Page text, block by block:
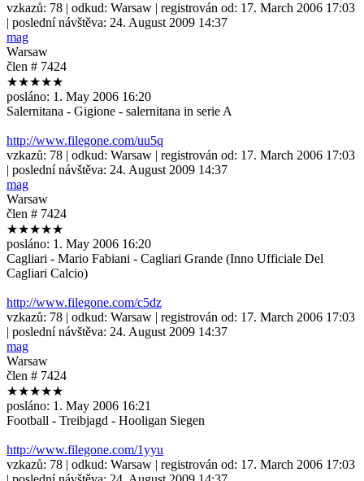
vzkazů: 78 | odkud: Warsaw | registrován od: 17. March 2006 17:03
| poslední návštěva: 24. August 2009 14:37
mag
Warsaw
člen # 7424
★★★★★
posláno: 1. May 2006 16:20
Salernitana - Gigione - salernitana in serie A
http://www.filegone.com/uu5q
vzkazů: 78 | odkud: Warsaw | registrován od: 17. March 2006 17:03
| poslední návštěva: 24. August 2009 14:37
mag
Warsaw
člen # 7424
★★★★★
posláno: 1. May 2006 16:20
Cagliari - Mario Fabiani - Cagliari Grande (Inno Ufficiale Del
Cagliari Calcio)
http://www.filegone.com/c5dz
vzkazů: 78 | odkud: Warsaw | registrován od: 17. March 2006 17:03
| poslední návštěva: 24. August 2009 14:37
mag
Warsaw
člen # 7424
★★★★★
posláno: 1. May 2006 16:21
Football - Treibjagd - Hooligan Siegen
http://www.filegone.com/1yyu
vzkazů: 78 | odkud: Warsaw | registrován od: 17. March 2006 17:03